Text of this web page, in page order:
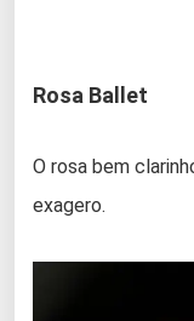
Rosa Ballet
O rosa bem
exagero.